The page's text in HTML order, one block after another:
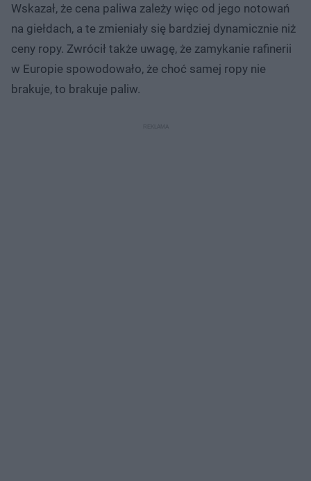
Wskazał, że cena paliwa zależy więc od jego notowań
na giełdach, a te zmieniały się bardziej dynamicznie niż
ceny ropy. Zwrócił także uwagę, że zamykanie rafinerii
w Europie spowodowało, że choć samej ropy nie
brakuje, to brakuje paliw.